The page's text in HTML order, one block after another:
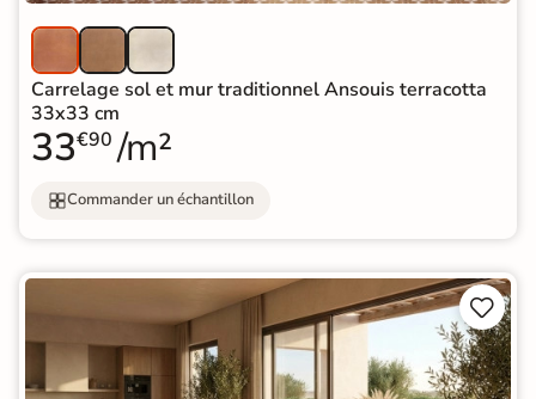
Carrelage sol et mur traditionnel Ansouis terracotta
33x33 cm
33€90 /m²
Commander un échantillon

